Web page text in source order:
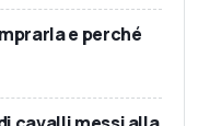
e perché